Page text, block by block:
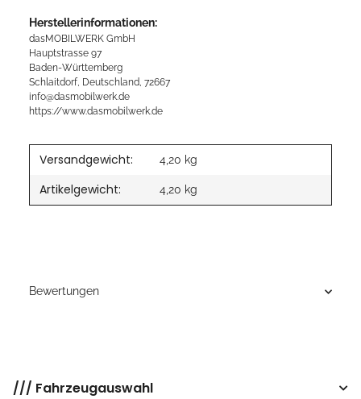
Herstellerinformationen:
dasMOBILWERK GmbH
Hauptstrasse 97
Baden-Württemberg
Schlaitdorf, Deutschland, 72667
info@dasmobilwerk.de
https://www.dasmobilwerk.de
Versandgewicht: 4,20 kg
Artikelgewicht: 4,20 kg
Bewertungen
/// Fahrzeugauswahl